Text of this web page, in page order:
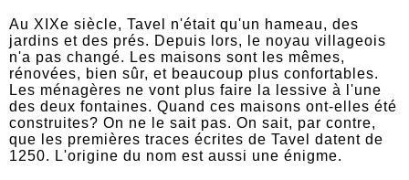
Au XIXe siècle, Tavel n'était qu'un hameau, des
jardins et des prés. Depuis lors, le noyau villageois
n'a pas changé. Les maisons sont les mêmes,
rénovées, bien sûr, et beaucoup plus confortables.
Les ménagères ne vont plus faire la lessive à l'une
des deux fontaines. Quand ces maisons ont-elles été
construites? On ne le sait pas. On sait, par contre,
que les premières traces écrites de Tavel datent de
1250. L'origine du nom est aussi une énigme.